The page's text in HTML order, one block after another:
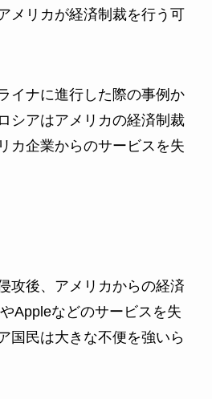
メリカが経済制裁を行う可
イナに進行した際の事例か
シアはアメリカの経済制裁
カ企業からのサービスを失
攻後、アメリカからの経済
Appleなどのサービスを失
国民は大きな不便を強いら